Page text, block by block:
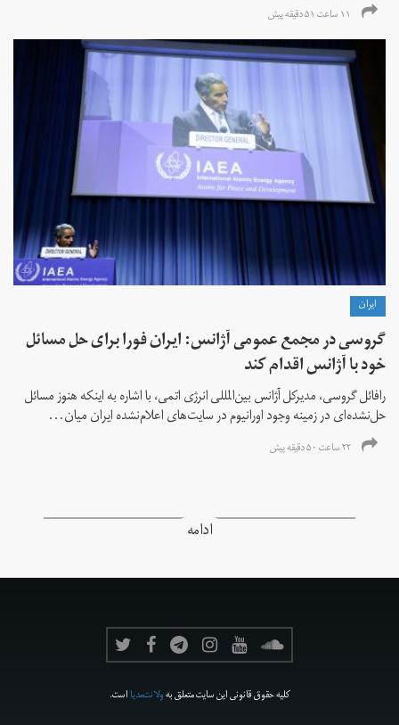
۱۱ ساعت ۵۱ دقیقه پیش
ايران
گروسی در مجمع عمومی آژانس: ایران فورا برای حل مسائل
خود با آژانس اقدام کند
رافائل گروسی، مدیرکل آژانس بین‌المللی انرژی اتمی، با اشاره به اینکه هنوز مسائل
حل‌نشده‌ای در زمینه وجود اورانیوم در سایت‌های اعلام‌نشده ایران میان...
۲۲ ساعت ۵۰ دقیقه پیش
ادامه
کلیه حقوق قانونی این سایت متعلق بهولانت‌مدیااست.